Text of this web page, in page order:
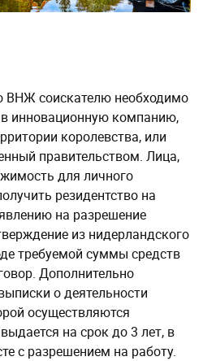
ВНЖ соискателю необходимо
в инновационную компанию,
королевства, или
правительством. Лица,
для личного
резидентство на
на разрешение
из нидерландского
требуемой суммы средств
Дополнительно
о деятельности
осуществляются
на срок до 3 лет, в
с разрешением на работу.